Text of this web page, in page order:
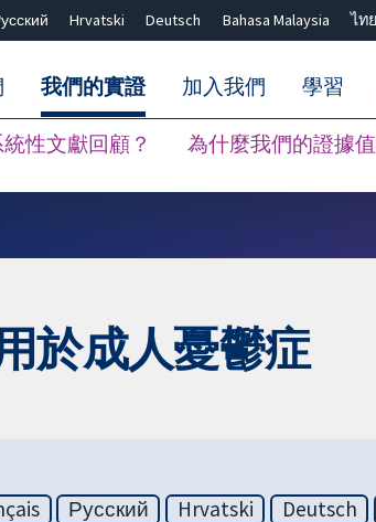
Hrvatski Deutsch Bahasa Malaysia ไทย
我們的實證
性文獻回顧？ 為什麼我們的證據
加入我們 學習
於成人憂鬱症
Русский Hrvatski Deutsch